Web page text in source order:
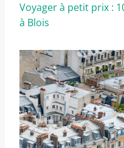
Voyager à petit prix :
à Blois